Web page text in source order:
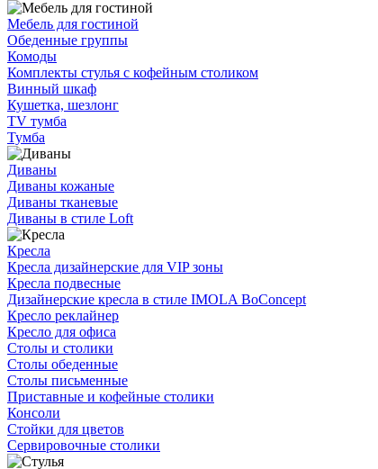
Мебель для гостиной
Обеденные группы
Комоды
Комплекты стулья с кофейным столиком
Винный шкаф
Кушетка, шезлонг
TV тумба
Тумба
Диваны
Диваны кожаные
Диваны тканевые
Диваны в стиле Loft
Кресла
Кресла дизайнерские для VIP зоны
Кресла подвесные
Дизайнерские кресла в стиле IMOLA BoConcept
Кресло реклайнер
Кресло для офиса
Столы и столики
Столы обеденные
Столы письменные
Приставные и кофейные столики
Консоли
Стойки для цветов
Сервировочные столики